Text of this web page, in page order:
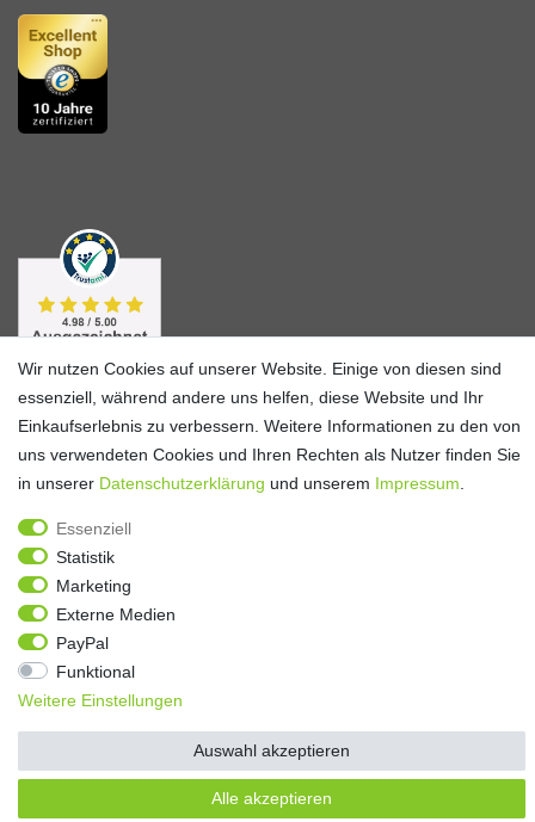
Alle Preise verstehen sich inkl. ges. MwSt. und zzgl.
© Copyright 2026 | Alle Rechte vorbehalten.
Wir nutzen Cookies auf unserer Website. Einige von diesen sind
essenziell, während andere uns helfen, diese Website und Ihr
Einkaufserlebnis zu verbessern. Weitere Informationen zu den von
uns verwendeten Cookies und Ihren Rechten als Nutzer finden Sie
in unserer Daten­schutz­erklärung und unserem Impressum
Essenziell
Statistik
Marketing
Externe Medien
PayPal
Funktional
Weitere Einstellungen
Alle akzeptieren
Auswahl akzeptieren